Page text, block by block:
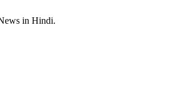
in Hindi.